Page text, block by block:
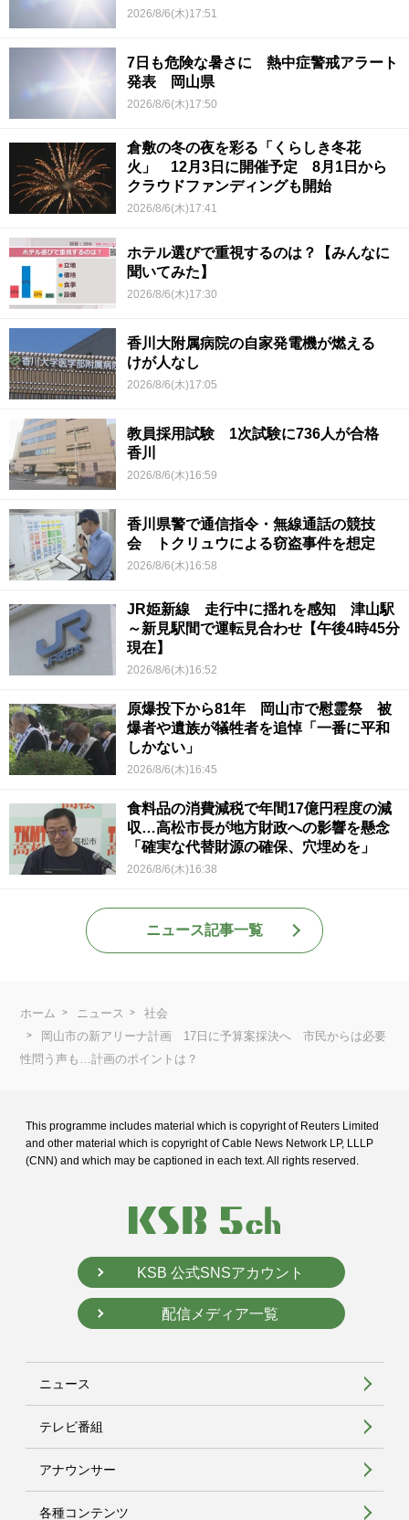
2026/8/6(木)17:51
7日も危険な暑さに 熱中症警戒アラート
発表 岡山県
2026/8/6(木)17:50
倉敷の冬の夜を彩る「くらしき冬花
火」 12月3日に開催予定 8月1日から
クラウドファンディングも開始
2026/8/6(木)17:41
ホテル選びで重視するのは？【みんなに
聞いてみた】
2026/8/6(木)17:30
香川大附属病院の自家発電機が燃える
けが人なし
2026/8/6(木)17:05
教員採用試験 1次試験に736人が合格
香川
2026/8/6(木)16:59
香川県警で通信指令・無線通話の競技
会 トクリュウによる窃盗事件を想定
2026/8/6(木)16:58
JR姫新線 走行中に揺れを感知 津山駅
～新見駅間で運転見合わせ【午後4時45分
現在】
2026/8/6(木)16:52
原爆投下から81年 岡山市で慰霊祭 被
爆者や遺族が犠牲者を追悼「一番に平和
しかない」
2026/8/6(木)16:45
食料品の消費減税で年間17億円程度の減
収…高松市長が地方財政への影響を懸念
「確実な代替財源の確保、穴埋めを」
2026/8/6(木)16:38
ニュース記事一覧
ホーム ニュース
社会
岡山市の新アリーナ計画 17日に予算案採決へ 市民からは必要
性問う声も…計画のポイントは？
This programme includes material which is copyright of Reuters Limited
and other material which is copyright of Cable News Network LP, LLLP
(CNN) and which may be captioned in each text. All rights reserved.
KSB 公式SNSアカウント
配信メディア一覧
ニュース
テレビ番組
アナウンサー
各種コンテンツ